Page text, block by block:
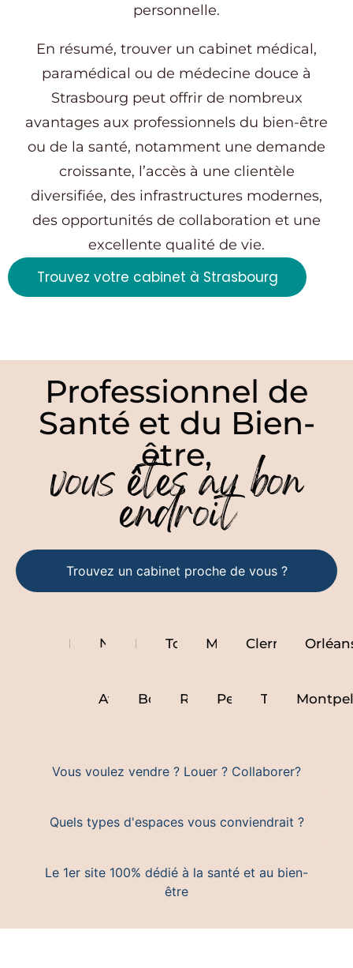
personnelle.
En résumé, trouver un cabinet médical,
paramédical ou de médecine douce à
Strasbourg peut offrir de nombreux
avantages aux professionnels du bien-être
ou de la santé, notamment une demande
croissante, l’accès à une clientèle
diversifiée, des infrastructures modernes,
des opportunités de collaboration et une
excellente qualité de vie.
Trouvez votre cabinet à Strasbourg
Professionnel de
Santé et du Bien-
être,
vous êtes au bon
endroit
Trouvez un cabinet proche de vous ?
Vous voulez vendre ? Louer ? Collaborer?
Quels types d'espaces vous conviendrait ?
Le 1er site 100% dédié à la santé et au bien-
être
ParisNantesLyonToulouseMarseilleClermont
NiceAvignonBordeauxRennesPerpignanToulon